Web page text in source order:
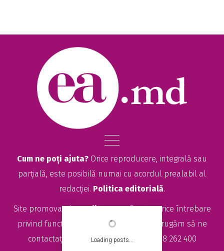
Loading posts...
Cum ne poți ajuta? Orice reproducere, integrală sau
parțială, este posibilă numai cu acordul prealabil al
redacției. Politica editorială.
Site promovat deseolitte.com. Pentru orice întrebare
privind funcționarea site-ului EA.md, vă rugăm să ne
contactați la
sales@ea.mdsau +373 78 262 400